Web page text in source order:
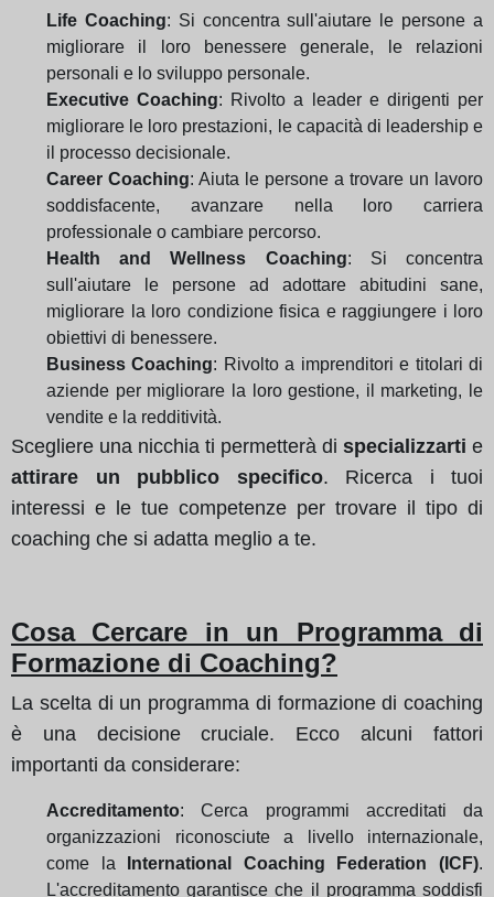
Life Coaching: Si concentra sull'aiutare le persone a
migliorare il loro benessere generale, le relazioni
personali e lo sviluppo personale.
Executive Coaching: Rivolto a leader e dirigenti per
migliorare le loro prestazioni, le capacità di leadership e
il processo decisionale.
Career Coaching: Aiuta le persone a trovare un lavoro
soddisfacente, avanzare nella loro carriera
professionale o cambiare percorso.
Health and Wellness Coaching: Si concentra
sull'aiutare le persone ad adottare abitudini sane,
migliorare la loro condizione fisica e raggiungere i loro
obiettivi di benessere.
Business Coaching: Rivolto a imprenditori e titolari di
aziende per migliorare la loro gestione, il marketing, le
vendite e la redditività.
Scegliere una nicchia ti permetterà di specializzarti e
attirare un pubblico specifico. Ricerca i tuoi
interessi e le tue competenze per trovare il tipo di
coaching che si adatta meglio a te.
Cosa Cercare in un Programma di
Formazione di Coaching?
La scelta di un programma di formazione di coaching
è una decisione cruciale. Ecco alcuni fattori
importanti da considerare:
Accreditamento: Cerca programmi accreditati da
organizzazioni riconosciute a livello internazionale,
come la
International Coaching Federation (ICF).
L'accreditamento garantisce che il programma soddisfi